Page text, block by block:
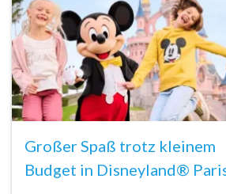
Großer Spaß trotz kleinem
Budget in Disneyland®